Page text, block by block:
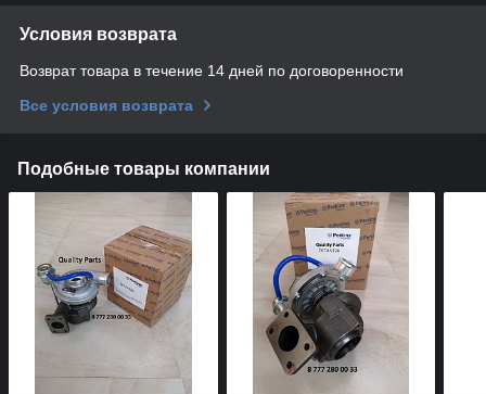
Условия возврата
Возврат товара в течение 14 дней по договоренности
Все условия возврата
Подобные товары компании